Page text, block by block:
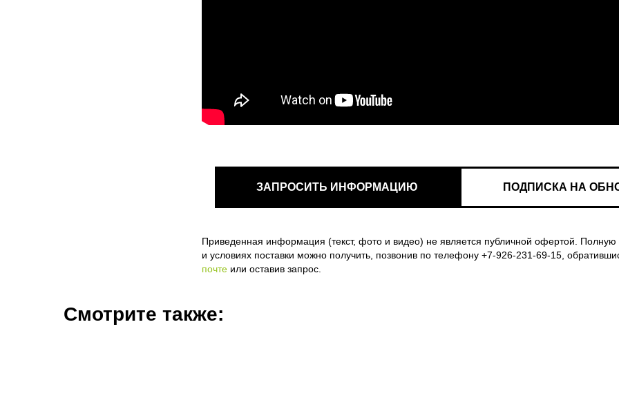
ЗАПРОСИТЬ ИНФОРМАЦИЮ ПОДПИСКА НА
Приведенная информация (текст, фото и видео) не является публичной офертой.
и условиях поставки можно получить, позвонив по телефону +7-926-231-69-15,
почте или оставив запрос.
Смотрите также: